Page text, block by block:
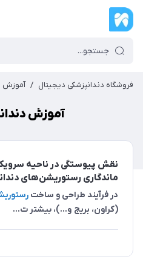
فروشگاه دندانپزشکی دیجیتال / آموزش
آموزش
نقش پیوستگی در ناحیه
ماندگاری رستوریشن‌های
در فرآیند طراحی و ساخت
(کراون، بریج و...)، بیشتر ت...